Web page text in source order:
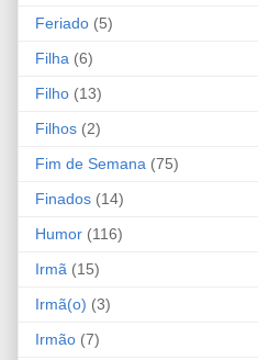
Feriado (5)
Filha (6)
Filho (13)
Filhos (2)
Fim de Semana (75)
Finados (14)
Humor (116)
Irmã (15)
Irmã(o) (3)
Irmão (7)